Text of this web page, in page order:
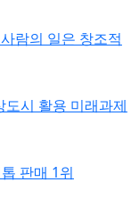
람의 일은 창조적
시 활용 미래과제
판매 1위